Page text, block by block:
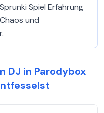
Spiel Erfahrung
und
DJ in Parodybox